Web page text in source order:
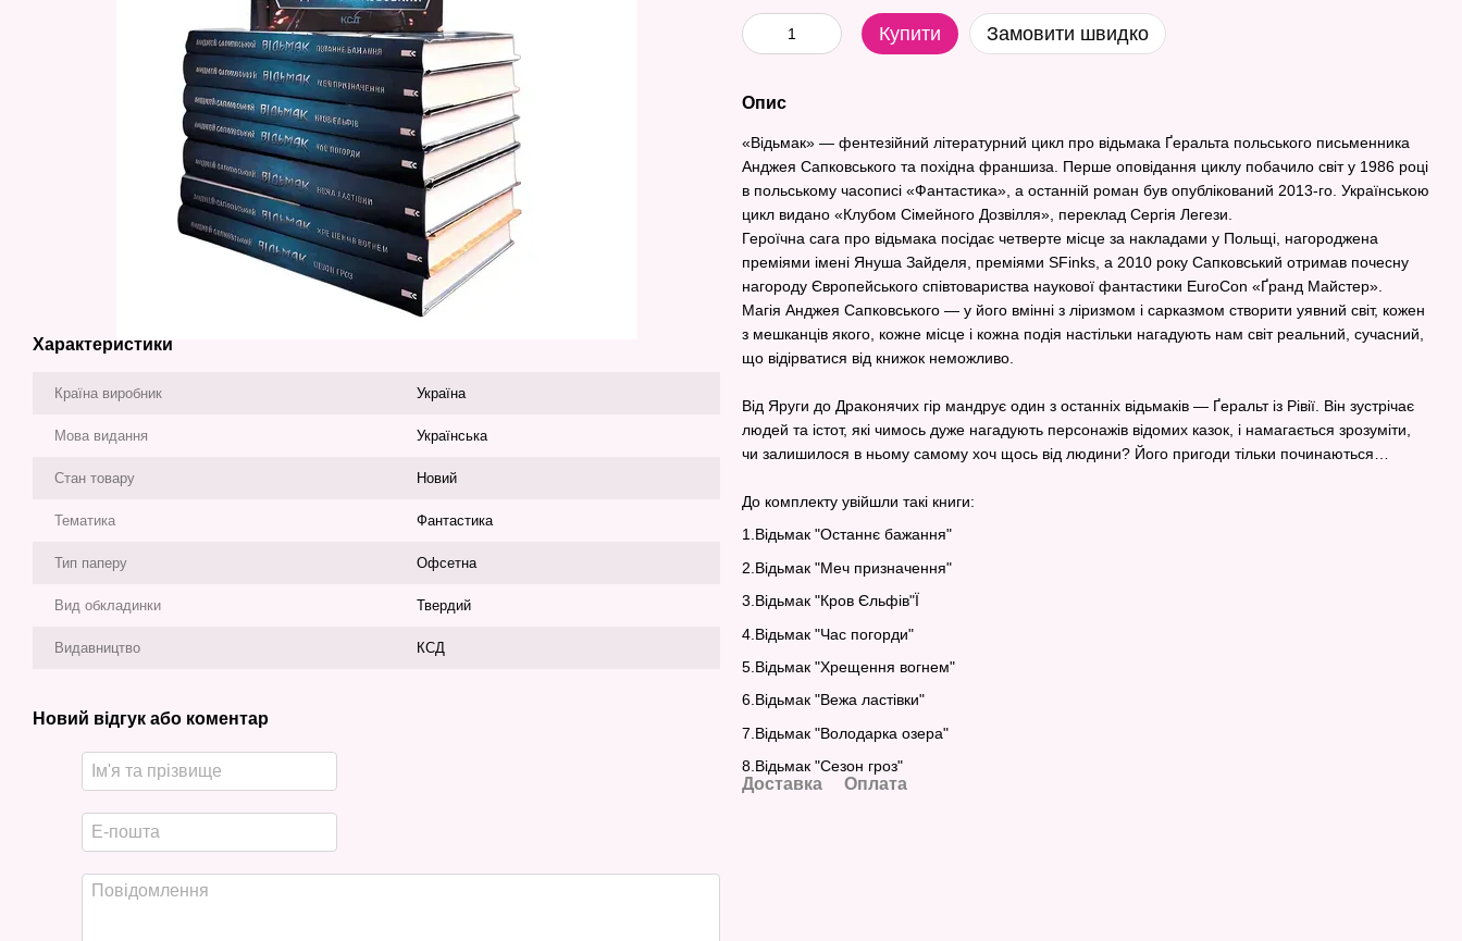
Характеристики
Країна виробник Україна
Мова видання Українська
Стан товару Новий
Тематика Фантастика
Тип паперу Офсетна
Вид обкладинки Твердий
Видавництво КСД
Новий відгук або коментар
Купити Замовити швидко
Опис
«Відьмак» — фентезійний літературний цикл про відьмака Ґеральта польського письменника
Анджея Сапковського та похідна франшиза. Перше оповідання циклу побачило світ у 1986 році
в польському часописі «Фантастика», а останній роман був опублікований 2013-го. Українською
цикл видано «Клубом Сімейного Дозвілля», переклад Сергія Легези.
Героїчна сага про відьмака посідає четверте місце за накладами у Польщі, нагороджена
преміями імені Януша Зайделя, преміями SFinks, а 2010 року Сапковський отримав почесну
нагороду Європейського співтовариства наукової фантастики EuroCon «Ґранд Майстер».
Магія Анджея Сапковського — у його вмінні з ліризмом і сарказмом створити уявний світ, кожен
з мешканців якого, кожне місце і кожна подія настільки нагадують нам світ реальний, сучасний,
що відірватися від книжок неможливо.
Від Яруги до Драконячих гір мандрує один з останніх відьмаків — Ґеральт із Рівії. Він зустрічає
людей та істот, які чимось дуже нагадують персонажів відомих казок, і намагається зрозуміти,
чи залишилося в ньому самому хоч щось від людини? Його пригоди тільки починаються…
До комплекту увійшли такі книги:
1.Відьмак "Останнє бажання"
2.Відьмак "Меч призначення"
3.Відьмак "Кров Єльфів"Ї
4.Відьмак "Час погорди"
5.Відьмак "Хрещення вогнем"
6.Відьмак "Вежа ластівки"
7.Відьмак "Володарка озера"
8.Відьмак "Сезон гроз"
Доставка Оплата